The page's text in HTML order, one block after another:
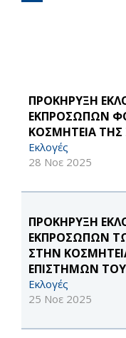
ΠΡΟΚΗΡΥΞΗ
ΕΚΠΡΟΣΩΠΩΝ
ΚΟΣΜΗΤΕΙΑ
Εκλογές
28 Νοε 2025
ΠΡΟΚΗΡΥΞΗ
ΕΚΠΡΟΣΩΠΩΝ
ΣΤΗΝ
ΕΠΙΣΤΗΜΩΝ ΤΟΥ
Εκλογές
25 Νοε 2025